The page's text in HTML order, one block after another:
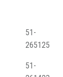
51-
265125
51-